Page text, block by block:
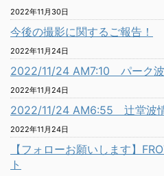
2022年11月30日
今後の撮影に関するご報告！
2022年11月24日
2022/11/24 AM7:10 パーク
2022年11月24日
2022/11/24 AM6:55 辻堂波
2022年11月24日
【フォローお願いします】
ト